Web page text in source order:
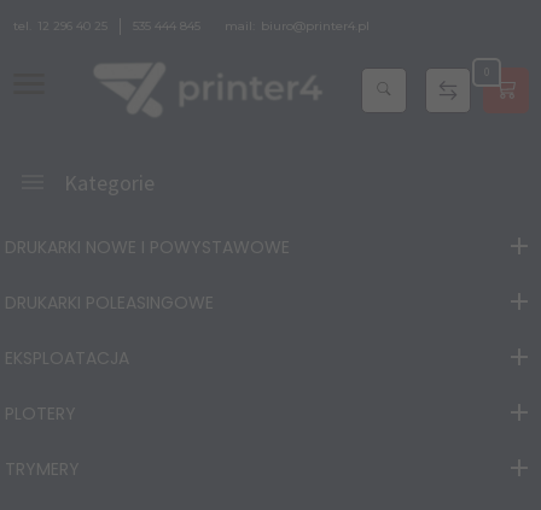
tel. 12 296 40 25 535 444 845 mail: biuro@printer4.pl
Kategorie
DRUKARKI NOWE I POWYSTAWOWE
DRUKARKI POLEASINGOWE
EKSPLOATACJA
PLOTERY
TRYMERY